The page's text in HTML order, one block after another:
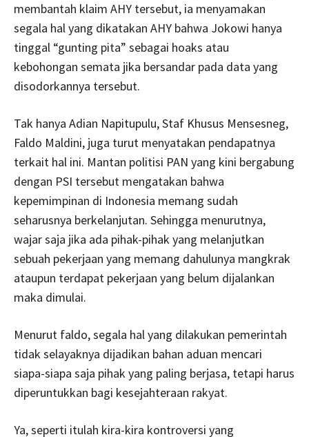
membantah klaim AHY tersebut, ia menyamakan
segala hal yang dikatakan AHY bahwa Jokowi hanya
tinggal “gunting pita” sebagai hoaks atau
kebohongan semata jika bersandar pada data yang
disodorkannya tersebut.
Tak hanya Adian Napitupulu, Staf Khusus Mensesneg,
Faldo Maldini, juga turut menyatakan pendapatnya
terkait hal ini. Mantan politisi PAN yang kini bergabung
dengan PSI tersebut mengatakan bahwa
kepemimpinan di Indonesia memang sudah
seharusnya berkelanjutan. Sehingga menurutnya,
wajar saja jika ada pihak-pihak yang melanjutkan
sebuah pekerjaan yang memang dahulunya mangkrak
ataupun terdapat pekerjaan yang belum dijalankan
maka dimulai.
Menurut faldo, segala hal yang dilakukan pemerintah
tidak selayaknya dijadikan bahan aduan mencari
siapa-siapa saja pihak yang paling berjasa, tetapi harus
diperuntukkan bagi kesejahteraan rakyat.
Ya, seperti itulah kira-kira kontroversi yang